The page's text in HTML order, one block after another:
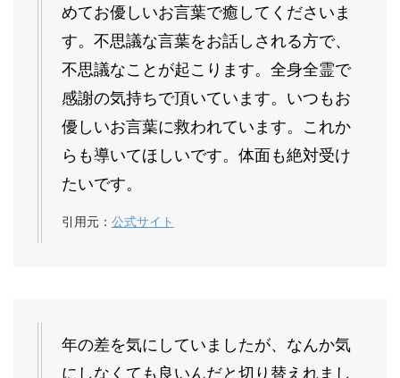
めてお優しいお言葉で癒してくださいま
す。不思議な言葉をお話しされる方で、
不思議なことが起こります。全身全霊で
感謝の気持ちで頂いています。いつもお
優しいお言葉に救われています。これか
らも導いてほしいです。体面も絶対受け
たいです。
引用元： 公式サイト
年の差を気にしていましたが、なんか気
にしなくても良いんだと切り替えれまし